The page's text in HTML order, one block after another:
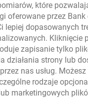
które
oferowane przez Bank
lepiej dopasowanych
Kliknięcie
zapisanie tylko
działania strony lub
nas usług.
rodzaje
marketingowych